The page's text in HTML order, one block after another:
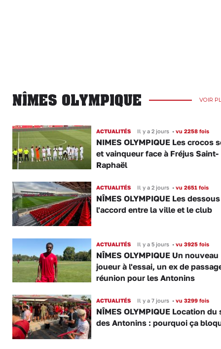
NÎMES OLYMPIQUE VOIR
ACTUALITÉS Il y a 2 jours •vu 2258 fois
NIMES OLYMPIQUE Les crocos
et vainqueur face à Fréjus Saint-
Raphaël
ACTUALITÉS Il y a 2 jours •vu 2651 fois
NÎMES OLYMPIQUE Les
l'accord entre la ville et le club
ACTUALITÉS Il y a 5 jours •vu 3925 fois
NÎMES OLYMPIQUE Un nouveau
joueur à l'essai, un ex de
réunion pour les Antonins
ACTUALITÉS Il y a 7 jours •vu 3299 fois
NÎMES OLYMPIQUE Location du
des Antonins : pourquoi ça